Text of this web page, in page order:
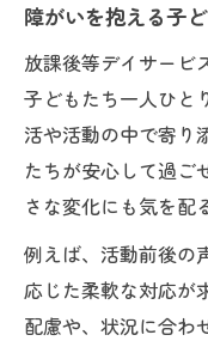
障がいを抱える子
放課後等デイサービ
子どもたち一人ひと
活や活動の中で寄り
たちが安心して過ご
さな変化にも気を配
例えば、活動前後の
応じた柔軟な対応が
配慮や、状況に合わ